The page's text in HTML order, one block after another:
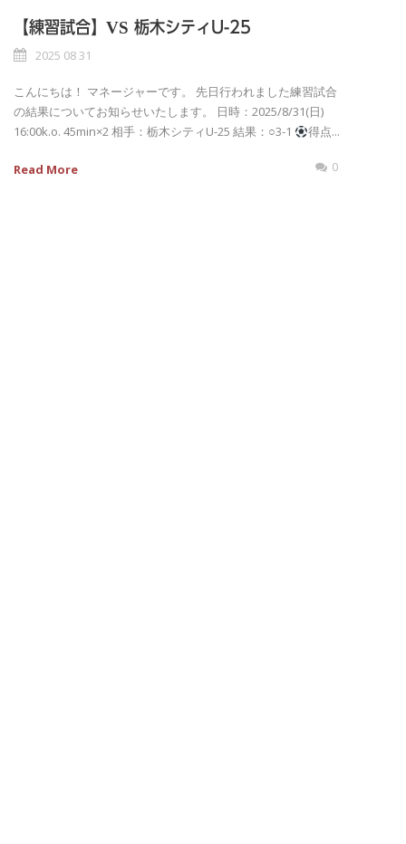
【練習試合】VS 栃木シティU-25
2025 08 31
こんにちは！ マネージャーです。 先日行われました練習試合
の結果についてお知らせいたします。 日時：2025/8/31(日)
16:00k.o. 45min×2 相手：栃木シティU-25 結果：‪‪‪‪‪○3-1
得点...
Read More 0